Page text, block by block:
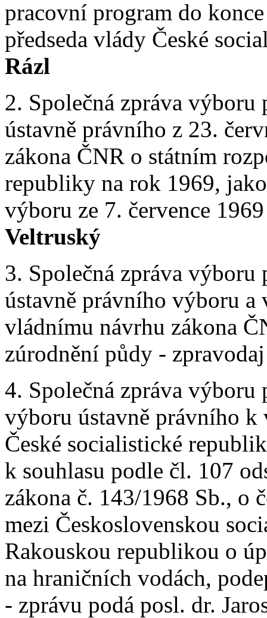
pracovní program do
předseda vlády České
Rázl
2. Společná zpráva
ústavně právního z 23.
zákona ČNR o státním
republiky na rok 1969,
výboru ze 7. července
Veltruský
3. Společná zpráva
ústavně právního výboru
vládnímu návrhu zákona
zúrodnění půdy -
4. Společná zpráva
výboru ústavně právního
České socialistické
k souhlasu podle čl. 107
zákona č. 143/1968 Sb., o
mezi Československou
Rakouskou republikou o
na hraničních vodách,
- zprávu podá posl. dr.